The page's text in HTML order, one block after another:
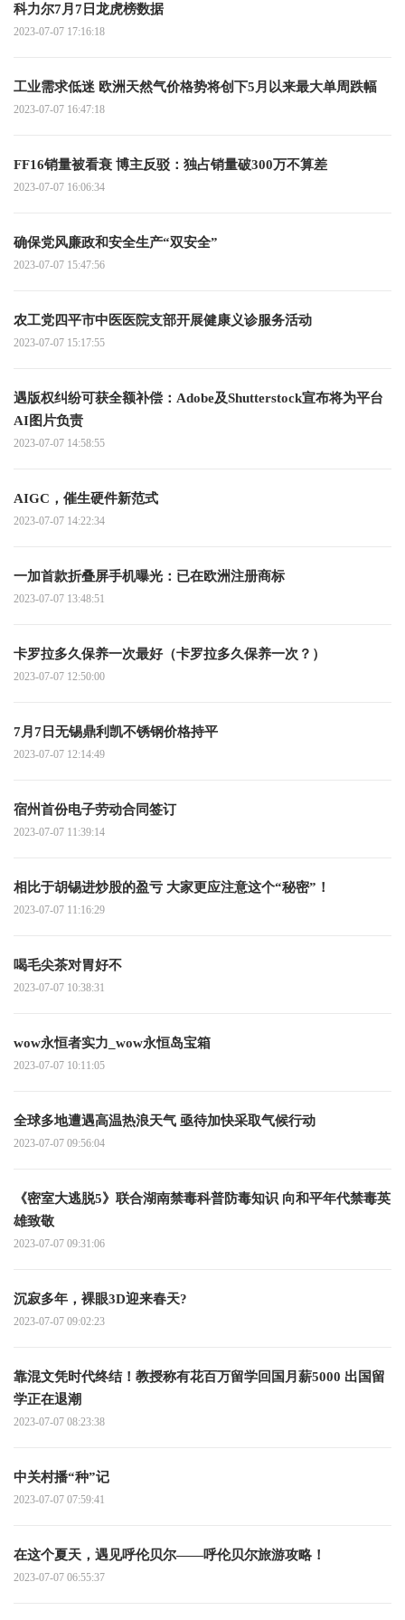
科力尔7月7日龙虎榜数据
2023-07-07 17:16:18
工业需求低迷 欧洲天然气价格势将创下5月以来最大单周跌幅
2023-07-07 16:47:18
FF16销量被看衰 博主反驳：独占销量破300万不算差
2023-07-07 16:06:34
确保党风廉政和安全生产“双安全”
2023-07-07 15:47:56
农工党四平市中医医院支部开展健康义诊服务活动
2023-07-07 15:17:55
遇版权纠纷可获全额补偿：Adobe及Shutterstock宣布将为平台
AI图片负责
2023-07-07 14:58:55
AIGC，催生硬件新范式
2023-07-07 14:22:34
一加首款折叠屏手机曝光：已在欧洲注册商标
2023-07-07 13:48:51
卡罗拉多久保养一次最好（卡罗拉多久保养一次？）
2023-07-07 12:50:00
7月7日无锡鼎利凯不锈钢价格持平
2023-07-07 12:14:49
宿州首份电子劳动合同签订
2023-07-07 11:39:14
相比于胡锡进炒股的盈亏 大家更应注意这个“秘密”！
2023-07-07 11:16:29
喝毛尖茶对胃好不
2023-07-07 10:38:31
wow永恒者实力_wow永恒岛宝箱
2023-07-07 10:11:05
全球多地遭遇高温热浪天气 亟待加快采取气候行动
2023-07-07 09:56:04
《密室大逃脱5》联合湖南禁毒科普防毒知识 向和平年代禁毒英
雄致敬
2023-07-07 09:31:06
沉寂多年，裸眼3D迎来春天?
2023-07-07 09:02:23
靠混文凭时代终结！教授称有花百万留学回国月薪5000 出国留
学正在退潮
2023-07-07 08:23:38
中关村播“种”记
2023-07-07 07:59:41
在这个夏天，遇见呼伦贝尔——呼伦贝尔旅游攻略！
2023-07-07 06:55:37